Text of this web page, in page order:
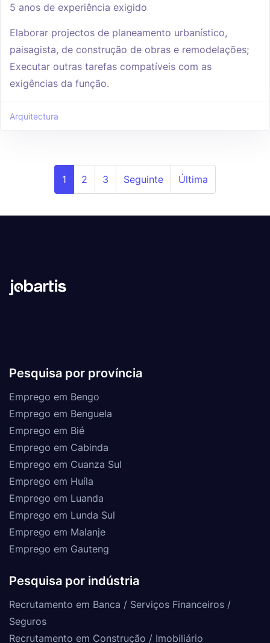
5 anos de experiência exigido
Elaborar projectos de planeamento urbanístico,
paisagista, de construção de obras e remodelações;
Executar outras tarefas compatíveis com as
exigências da função.
Arquitectura
1 2 3 Seguinte Última
Pesquisa por província
Emprego em Bengo
Emprego em Benguela
Emprego em Bié
Emprego em Cabinda
Emprego em Cuanza Sul
Emprego em Huíla
Emprego em Luanda
Emprego em Lunda Sul
Emprego em Malanje
Emprego em Gauteng
Pesquisa por indústria
Recrutamento em Banca / Serviços Financeiros /
Seguros
Recrutamento em Construção / Imobiliário